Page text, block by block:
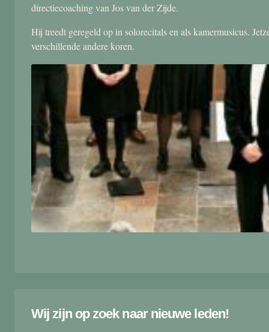
directiecoaching van Jos van der Zijde.
Hij treedt geregeld op in solorecitals en als kamermusicus.
verschillende andere koren.
Wij zijn op zoek naar nieuwe leden!